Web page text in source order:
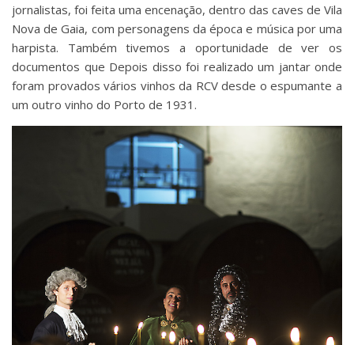
jornalistas, foi feita uma encenação, dentro das caves de Vila
Nova de Gaia, com personagens da época e música por uma
harpista. Também tivemos a oportunidade de ver os
documentos que Depois disso foi realizado um jantar onde
foram provados vários vinhos da RCV desde o espumante a
um outro vinho do Porto de 1931.